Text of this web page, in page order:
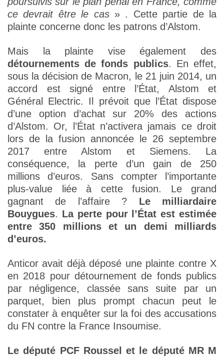
ce devrait être le cas» . Cette partie de la
plainte concerne donc les patrons d’Alstom.
Mais la plainte vise également des
détournements de fonds publics. En effet,
sous la décision de Macron, le 21 juin 2014, un
accord est signé entre l’État, Alstom et
Général Electric. Il prévoit que l’État dispose
d’une option d’achat sur 20% des actions
d’Alstom. Or, l’État n’activera jamais ce droit
lors de la fusion annoncée le 26 septembre
2017 entre Alstom et Siemens. La
conséquence, la perte d’un gain de 250
millions d’euros. Sans compter l’importante
plus-value liée à cette fusion. Le grand
gagnant de l’affaire ? Le milliardaire
Bouygues. La perte pour l’État est estimée
entre 350 millions et un demi milliards
d’euros.
Anticor avait déjà déposé une plainte contre X
en 2018 pour détournement de fonds publics
par négligence, classée sans suite par un
parquet, bien plus prompt chacun peut le
constater à enquêter sur la foi des accusations
du FN contre la France Insoumise.
Le député PCF Roussel et le député MR M